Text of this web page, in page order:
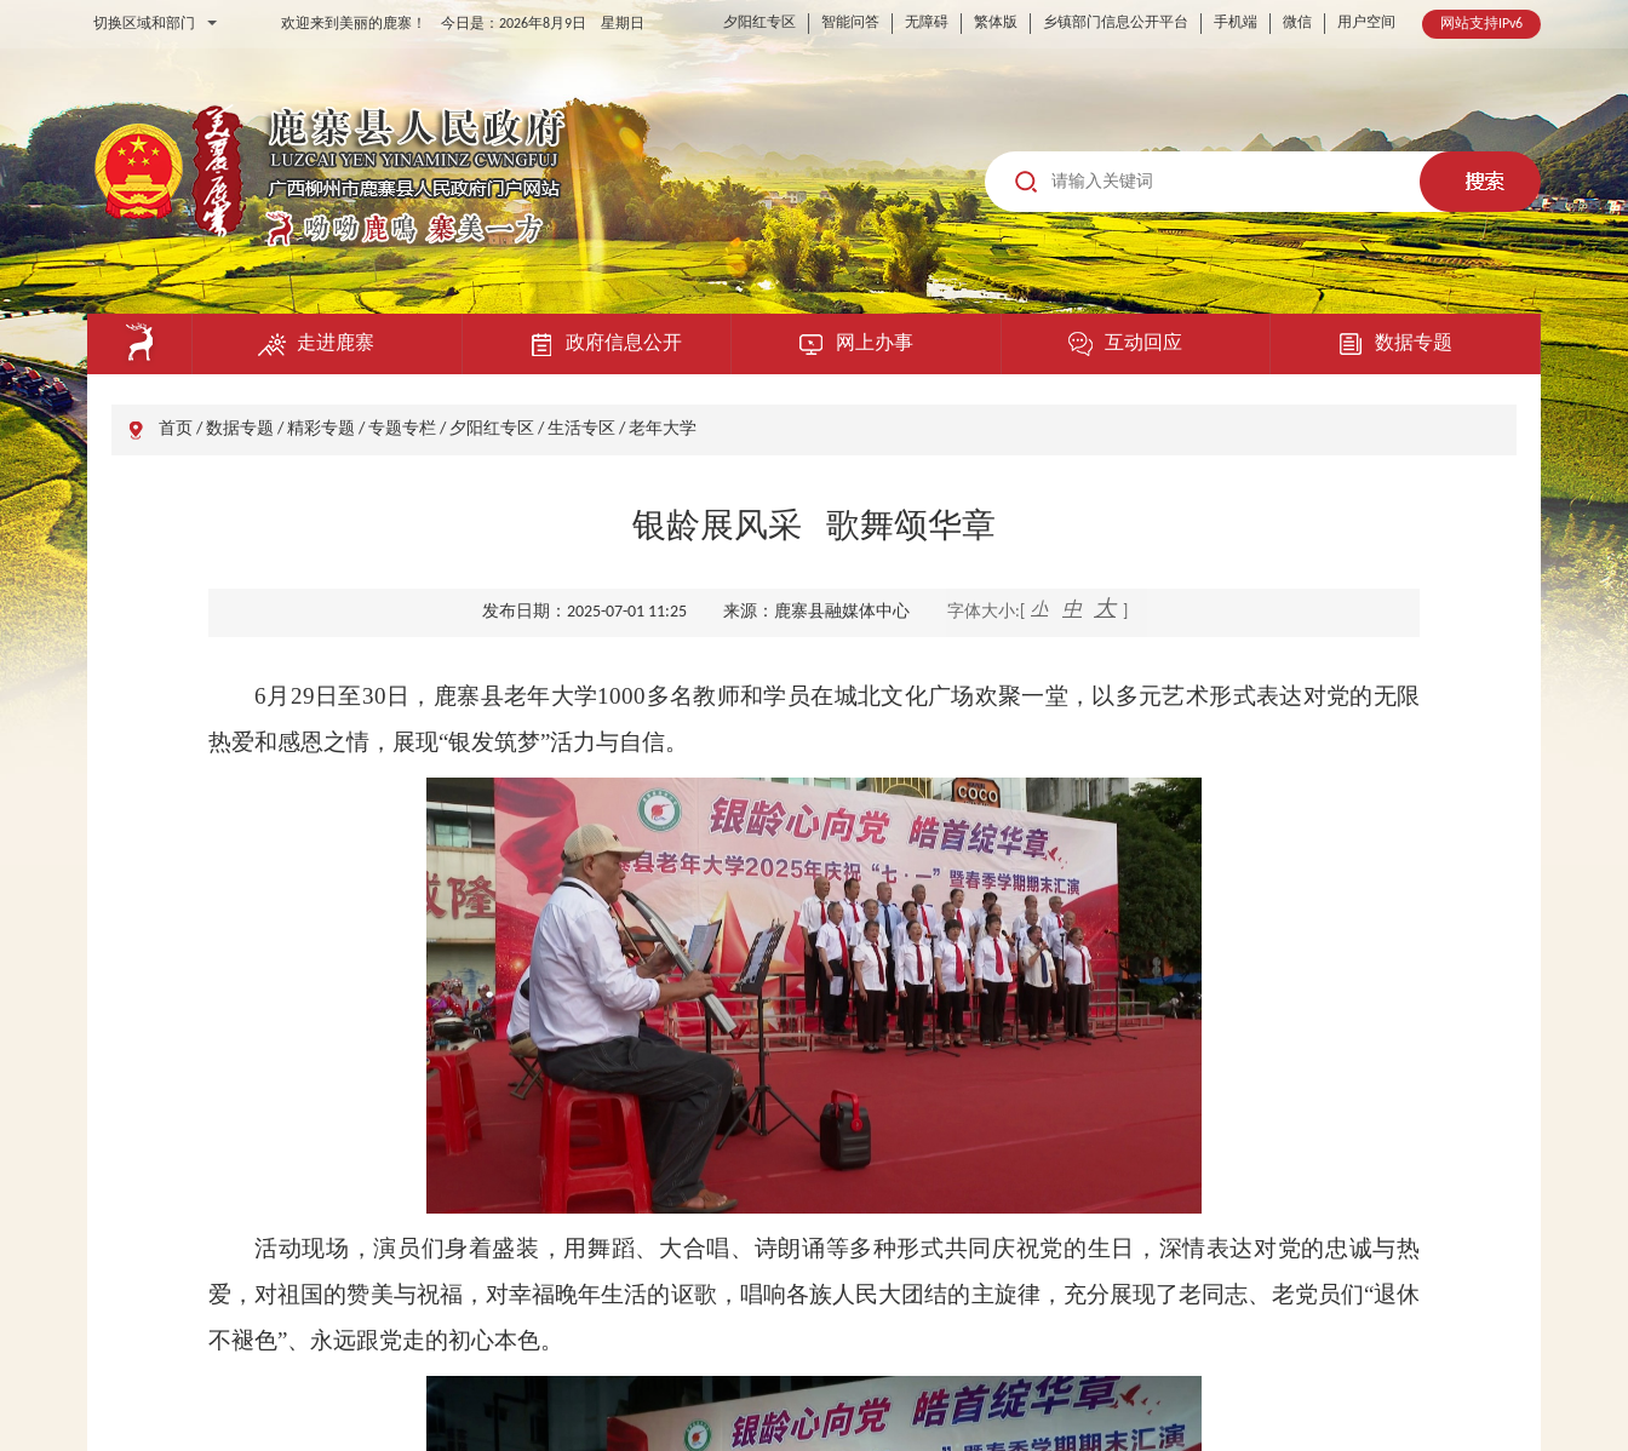
切换区域和部门 网站支持IPv6
夕阳红专区 智能问答 无障碍 繁体版 乡镇部门信息公开平台 手机端 微信 用户空间
欢迎来到美丽的鹿寨！ 今日是： 2026年8月9日 星期日
走进鹿寨 政府信息公开 网上办事
便民提示
利企查询
互动回应 数据专题
首页 / 数据专题 / 精彩专题 / 专题专栏 / 夕阳红专区 / 生活专区 / 老年大学
银龄展风采 歌舞颂华章
发布日期：2025-07-01 11:25 来源：鹿寨县融媒体中心 字体大小:[ 小 中 大
6 月 29 日至30 日，鹿寨县老年大学1000多名教师和学员在城北文化广场欢聚一堂，以多元艺术形式表达对党的无限
热爱和感恩之情，展现“银发筑梦”活力与自信。
活动现场，演员们身着盛装，用舞蹈、大合唱、诗朗诵等多种形式共同庆祝党的生日，深情表达对党的忠诚与热
爱，对祖国的赞美与祝福，对幸福晚年生活的讴歌，唱响各族人民大团结的主旋律，充分展现了老同志、老党员们“退休
不褪色”、永远跟党走的初心本色。